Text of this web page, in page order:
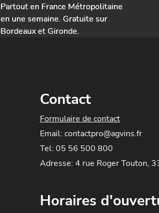
Partout en France Métropolitaine
en une semaine. Gratuite sur
Bordeaux et Gironde.
Contact
Formulaire de contact
Email: contactpro@agvins.fr
Tel: 05 56 500 800
Adresse: 4 rue Roger Touton,
Horaires